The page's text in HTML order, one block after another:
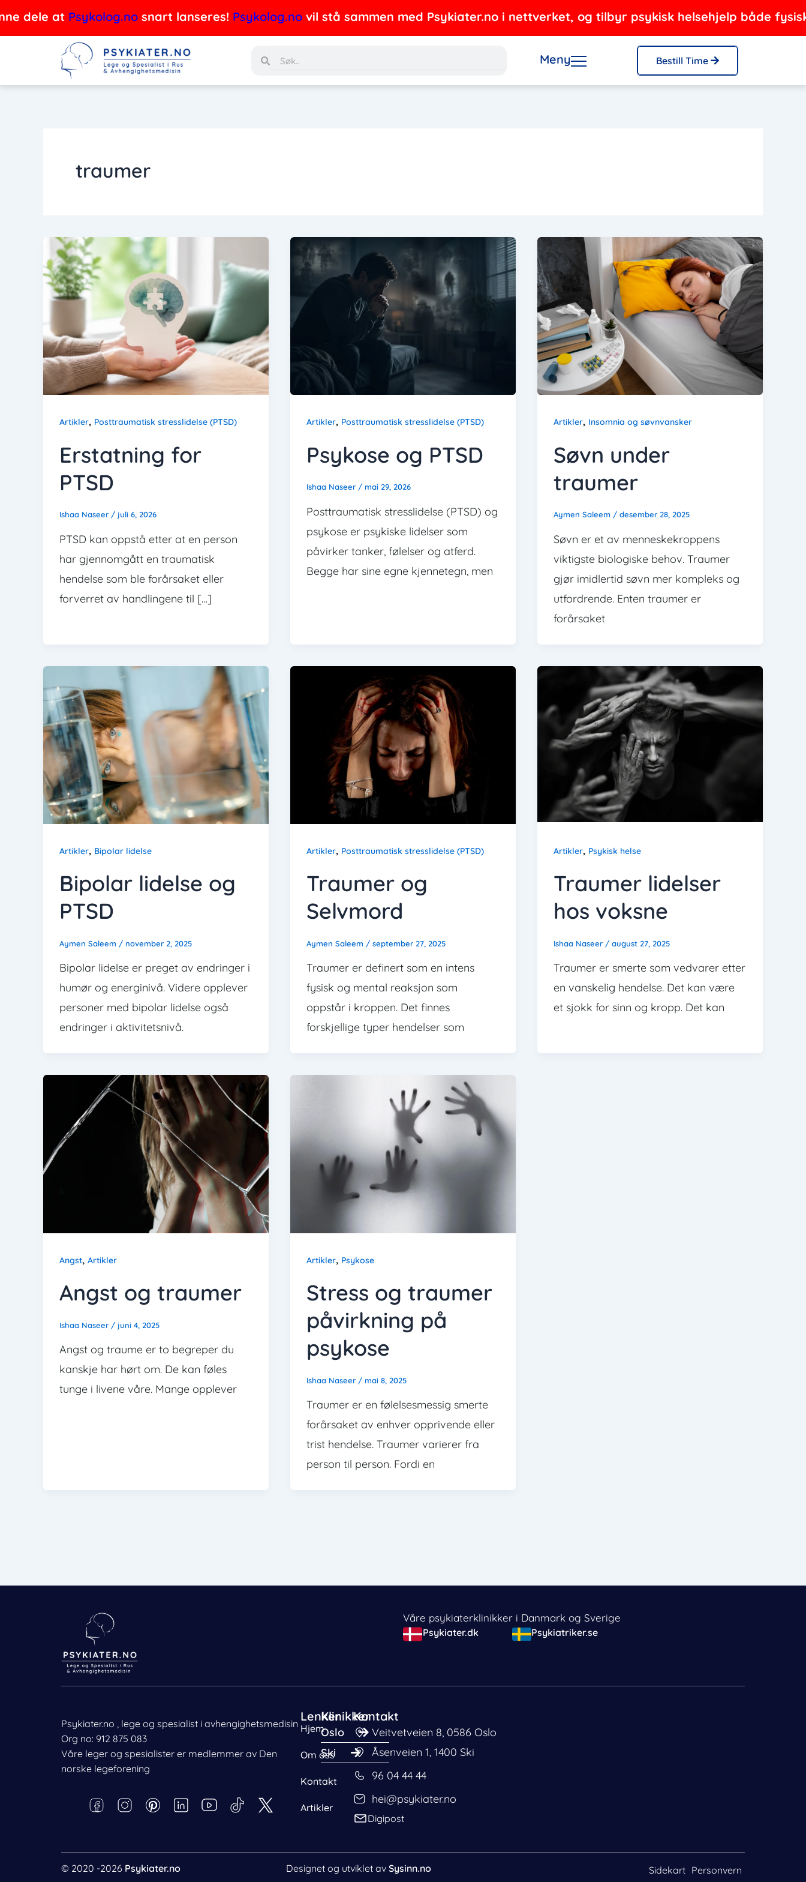
atPsykolog.nosnart lanseres!Psykolog.novil stå sammen med Psykiater.no i nettverket, og tilbyr psykisk helsehjelp både fysisk
Meny Bestill Time
traumer
Artikler, Posttraumatisk stresslidelse (PTSD)
Erstatning for
PTSD
Ishaa Naseer / juli 6, 2026
PTSD kan oppstå etter at en person
har gjennomgått en traumatisk
hendelse som ble forårsaket eller
forverret av handlingene til […]
Artikler, Posttraumatisk stresslidelse (PTSD)
Psykose og PTSD
Ishaa Naseer / mai 29, 2026
Posttraumatisk stresslidelse (PTSD) og
psykose er psykiske lidelser som
påvirker tanker, følelser og atferd.
Begge har sine egne kjennetegn, men
Artikler, Insomnia og søvnvansker
Søvn under
traumer
Aymen Saleem / desember 28, 2025
Søvn er et av menneskekroppens
viktigste biologiske behov. Traumer
gjør imidlertid søvn mer kompleks og
utfordrende. Enten traumer er
forårsaket
Artikler, Bipolar lidelse
Bipolar lidelse og
PTSD
Aymen Saleem / november 2, 2025
Bipolar lidelse er preget av endringer i
humør og energinivå. Videre opplever
personer med bipolar lidelse også
endringer i aktivitetsnivå.
Artikler, Posttraumatisk stresslidelse (PTSD)
Traumer og
Selvmord
Aymen Saleem / september 27, 2025
Traumer er definert som en intens
fysisk og mental reaksjon som
oppstår i kroppen. Det finnes
forskjellige typer hendelser som
Artikler, Psykisk helse
Traumer lidelser
hos voksne
Ishaa Naseer / august 27, 2025
Traumer er smerte som vedvarer etter
en vanskelig hendelse. Det kan være
et sjokk for sinn og kropp. Det kan
Angst, Artikler
Angst og traumer
Ishaa Naseer / juni 4, 2025
Angst og traume er to begreper du
kanskje har hørt om. De kan føles
tunge i livene våre. Mange opplever
Artikler, Psykose
Stress og traumer
påvirkning på
psykose
Ishaa Naseer / mai 8, 2025
Traumer er en følelsesmessig smerte
forårsaket av enhver opprivende eller
trist hendelse. Traumer varierer fra
person til person. Fordi en
Våre psykiaterklinikker i Danmark og Sverige
Psykiater.dk Psykiatriker.se
Psykiater.no , lege og spesialist i avhengighetsmedisin
Org no: 912 875 083
Våre leger og spesialister er medlemmer av Den
norske legeforening
F
a
b
o
I
n
a
g
P
i
e
r
L
i
d
Lenker
Hjem
Om oss
Kontakt
Artikler
Klinikker
Oslo
Ski
Kontakt
Veitvetveien 8, 0586 Oslo
Åsenveien 1, 1400 Ski
96 04 44 44
hei@psykiater.no
Digipost
© 2020 -2026 Psykiater.no Designet og utviklet av Sysinn.no Sidekart PersonvernKontakt oss
Behandle ditt samtykke
For å gi best mulig opplevelse bruker vi informasjonskapsler for å lagre eller få
Nødvendig